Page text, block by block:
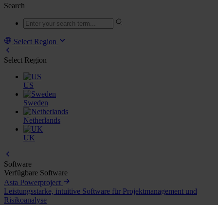
Search
Select Region
Select Region
US
Sweden
Netherlands
UK
Software
Verfügbare Software
Asta Powerproject
Leistungsstarke, intuitive Software für Projektmanagement und
Risikoanalyse